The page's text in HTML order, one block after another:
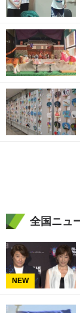
全国ニュ
NEW